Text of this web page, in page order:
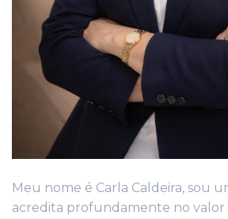
Meu nome é Carla Caldeira, sou
acredita profundamente no valor